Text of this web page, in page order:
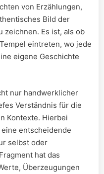
von Erzählungen,
Bild der⁣
zeichnen. Es ist, als ob
eintreten, wo jede
eigene Geschichte
nur handwerklicher
Verständnis für‌ die⁢
Kontexte. Hierbei
entscheidende
selbst​ oder
⁢hat das
Überzeugungen